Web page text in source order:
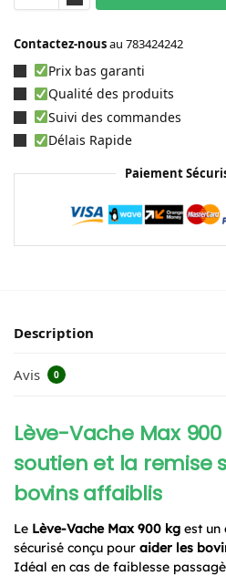
Contactez-nousau 783424242
Prix bas garanti
Qualité des produits
Suivi des commandes
Délais Rapide
Paiement
Description
Avis 0
Lève-Vache Max
soutien et la remise
bovins affaiblis
Le Lève-Vache Max 900 kg est
sécurisé conçu pour aider les
Idéal en cas de faiblesse